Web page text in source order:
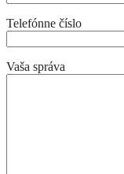
Telefónne číslo
Vaša správa